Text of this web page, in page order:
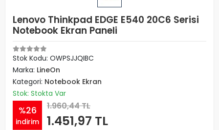
Lenovo Thinkpad EDGE E540 20C6 Serisi
Notebook Ekran Paneli
Stok Kodu: OWPSJJQIBC
Marka: LineOn
Kategori: Notebook Ekran
Stok: Stokta Var
%26
indirim
1.960,44 TL
1.451,97 TL